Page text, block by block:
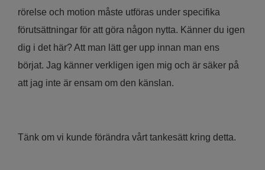
rörelse och motion måste utföras under specifika
förutsättningar för att göra någon nytta. Känner du igen
dig i det här? Att man lätt ger upp innan man ens
börjat. Jag känner verkligen igen mig och är säker på
att jag inte är ensam om den känslan.
Tänk om vi kunde förändra vårt tankesätt kring detta.